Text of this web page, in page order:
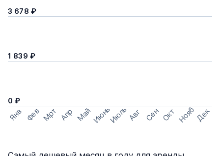
3 678 ₽
1 839 ₽
0 ₽
Янв Фев Мрт Апр МайИюньИюльАвг Сен Окт НоябДек